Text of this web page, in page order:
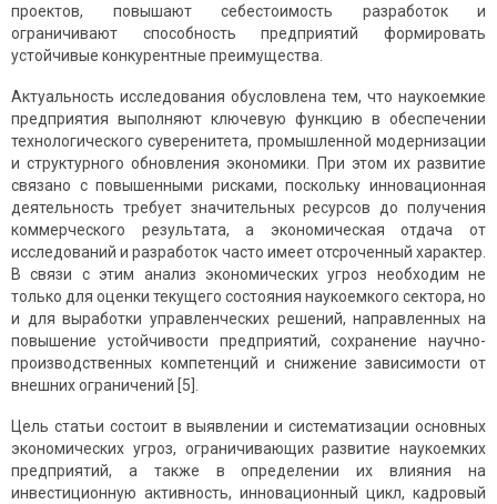
проектов, повышают себестоимость разработок и
ограничивают способность предприятий формировать
устойчивые конкурентные преимущества.
Актуальность исследования обусловлена тем, что наукоемкие
предприятия выполняют ключевую функцию в обеспечении
технологического суверенитета, промышленной модернизации
и структурного обновления экономики. При этом их развитие
связано с повышенными рисками, поскольку инновационная
деятельность требует значительных ресурсов до получения
коммерческого результата, а экономическая отдача от
исследований и разработок часто имеет отсроченный характер.
В связи с этим анализ экономических угроз необходим не
только для оценки текущего состояния наукоемкого сектора, но
и для выработки управленческих решений, направленных на
повышение устойчивости предприятий, сохранение научно-
производственных компетенций и снижение зависимости от
внешних ограничений [5].
Цель статьи состоит в выявлении и систематизации основных
экономических угроз, ограничивающих развитие наукоемких
предприятий, а также в определении их влияния на
инвестиционную активность, инновационный цикл, кадровый